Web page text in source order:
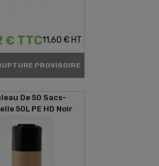
€ TTC11,60 € HT
PROVISOIRE
De 50 Sacs-
50L PE HD Noir